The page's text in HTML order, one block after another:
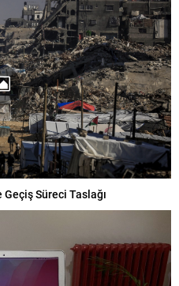
Geçiş Süreci Taslağı